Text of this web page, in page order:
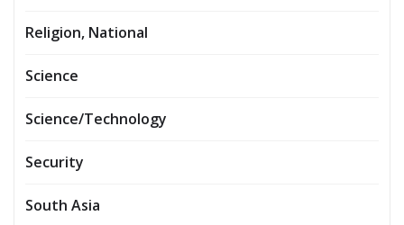
Religion, National
Science
Science/Technology
Security
South Asia